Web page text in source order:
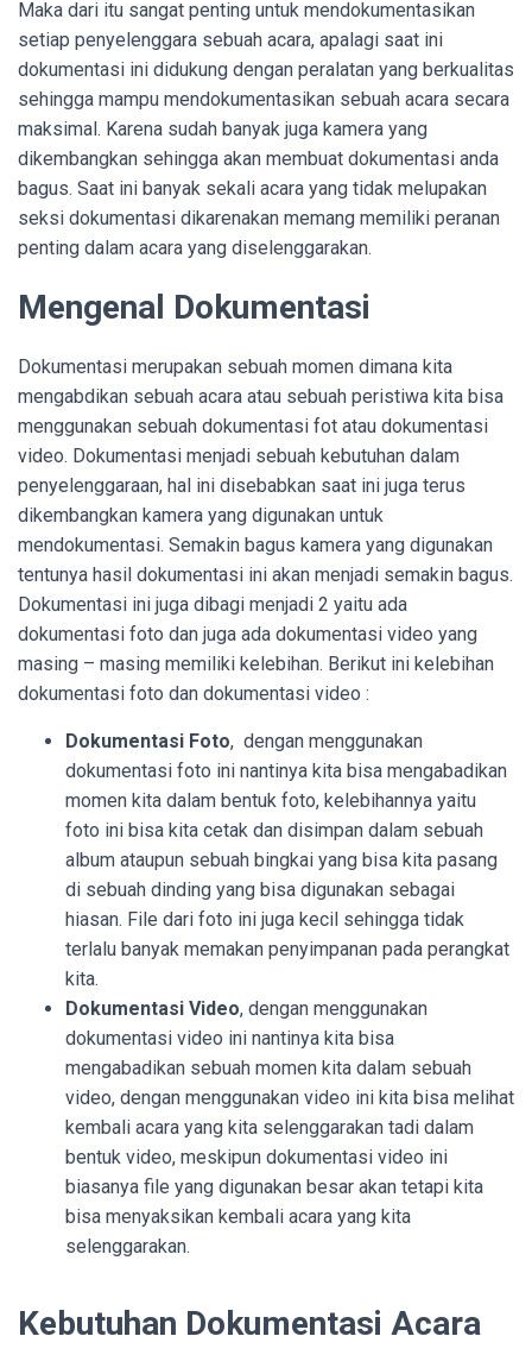
Maka dari itu sangat penting untuk mendokumentasikan
setiap penyelenggara sebuah acara, apalagi saat ini
dokumentasi ini didukung dengan peralatan yang berkualitas
sehingga mampu mendokumentasikan sebuah acara secara
maksimal. Karena sudah banyak juga kamera yang
dikembangkan sehingga akan membuat dokumentasi anda
bagus. Saat ini banyak sekali acara yang tidak melupakan
seksi dokumentasi dikarenakan memang memiliki peranan
penting dalam acara yang diselenggarakan.
Mengenal Dokumentasi
Dokumentasi merupakan sebuah momen dimana kita
mengabdikan sebuah acara atau sebuah peristiwa kita bisa
menggunakan sebuah dokumentasi fot atau dokumentasi
video. Dokumentasi menjadi sebuah kebutuhan dalam
penyelenggaraan, hal ini disebabkan saat ini juga terus
dikembangkan kamera yang digunakan untuk
mendokumentasi. Semakin bagus kamera yang digunakan
tentunya hasil dokumentasi ini akan menjadi semakin bagus.
Dokumentasi ini juga dibagi menjadi 2 yaitu ada
dokumentasi foto dan juga ada dokumentasi video yang
masing – masing memiliki kelebihan. Berikut ini kelebihan
dokumentasi foto dan dokumentasi video :
Dokumentasi Foto, dengan menggunakan
dokumentasi foto ini nantinya kita bisa mengabadikan
momen kita dalam bentuk foto, kelebihannya yaitu
foto ini bisa kita cetak dan disimpan dalam sebuah
album ataupun sebuah bingkai yang bisa kita pasang
di sebuah dinding yang bisa digunakan sebagai
hiasan. File dari foto ini juga kecil sehingga tidak
terlalu banyak memakan penyimpanan pada perangkat
kita.
Dokumentasi Video, dengan menggunakan
dokumentasi video ini nantinya kita bisa
mengabadikan sebuah momen kita dalam sebuah
video, dengan menggunakan video ini kita bisa melihat
kembali acara yang kita selenggarakan tadi dalam
bentuk video, meskipun dokumentasi video ini
biasanya file yang digunakan besar akan tetapi kita
bisa menyaksikan kembali acara yang kita
selenggarakan.
Kebutuhan Dokumentasi Acara